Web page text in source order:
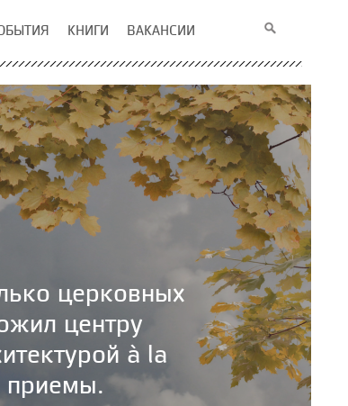
КНИГИ ВАКАНСИИ
церковных
центру
à la
приемы.